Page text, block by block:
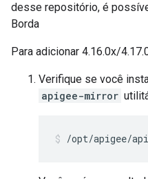
desse repositório, é
Borda
Para adicionar 4.16.0x/
Verifique se você
apigee-mirror
/opt/apigee/